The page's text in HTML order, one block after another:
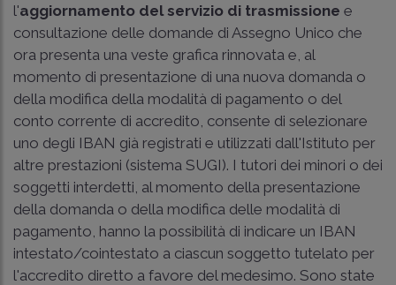
l'aggiornamento del servizio di trasmissione e
consultazione delle domande di Assegno Unico che
ora presenta una veste grafica rinnovata e, al
momento di presentazione di una nuova domanda o
della modifica della modalità di pagamento o del
conto corrente di accredito, consente di selezionare
uno degli IBAN già registrati e utilizzati dall'Istituto per
altre prestazioni (sistema SUGI). I tutori dei minori o dei
soggetti interdetti, al momento della presentazione
della domanda o della modifica delle modalità di
pagamento, hanno la possibilità di indicare un IBAN
intestato/cointestato a ciascun soggetto tutelato per
l'accredito diretto a favore del medesimo. Sono state